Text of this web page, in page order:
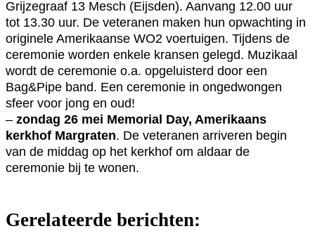
Grijzegraaf 13 Mesch (Eijsden). Aanvang 12.00 uur
tot 13.30 uur. De veteranen maken hun opwachting in
originele Amerikaanse WO2 voertuigen. Tijdens de
ceremonie worden enkele kransen gelegd. Muzikaal
wordt de ceremonie o.a. opgeluisterd door een
Bag&Pipe band. Een ceremonie in ongedwongen
sfeer voor jong en oud!
– zondag 26 mei Memorial Day, Amerikaans
kerkhof Margraten. De veteranen arriveren begin
van de middag op het kerkhof om aldaar de
ceremonie bij te wonen.
Gerelateerde berichten: